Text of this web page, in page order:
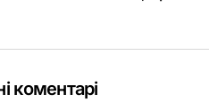
коментарі